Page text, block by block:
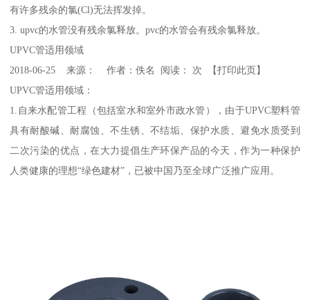
有许多残余的氯(Cl)无法挥发掉。
3. upvc的水管没有残余氯释放。pvc的水管会有残余氯释放。
UPVC管适用领域
2018-06-25 来源： 作者：佚名 阅读： 次 【打印此页】
UPVC管适用领域：
1.自来水配管工程（包括室水和室外市政水管），由于UPVC塑料管
具有耐酸碱、耐腐蚀、不生锈、不结垢、保护水质、避免水质受到
二次污染的优点，在大力提倡生产环保产品的今天，作为一种保护
人类健康的理想“绿色建材”，已被中国乃至全球广泛推广应用。